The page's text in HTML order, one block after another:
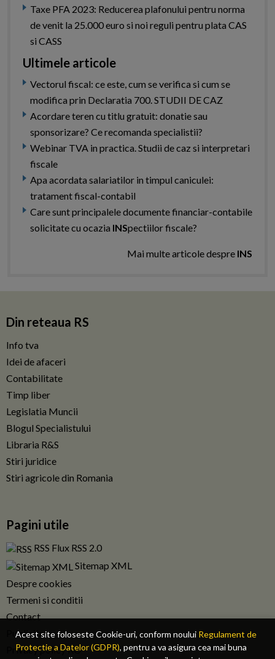
Acest site foloseste Cookie-uri, conform noului Regulament de
Protectie a Datelor (GDPR), pentru a va asigura cea mai buna
Taxe PFA 2023: Reducerea plafonului pentru norma
de venit la 25.000 euro si noi reguli pentru plata CAS
si CASS
Ultimele articole
Vectorul fiscal: ce este, cum se verifica si cum se
modifica prin Declaratia 700. STUDII DE CAZ
Acordare teren cu titlu gratuit: donatie sau
sponsorizare? Ce recomanda specialistii?
Webinar TVA in practica. Studii de caz si interpretari
fiscale
Apa acordata salariatilor in timpul caniculei:
tratament fiscal-contabil
Care sunt principalele documente financiar-contabile
solicitate cu ocazia INSpectiilor fiscale?
Mai multe articole despre INS
Din reteaua RS
Info tva
Idei de afaceri
Contabilitate
Timp liber
Legislatia Muncii
Blogul Specialistului
Libraria R&S
Stiri juridice
Stiri agricole din Romania
Pagini utile
RSS Flux RSS 2.0
Sitemap XML
Despre cookies
Termeni si conditii
Contact
Publicitate
Privacy policy RO